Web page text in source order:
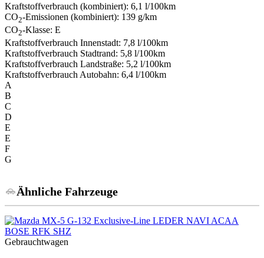
Kraftstoffverbrauch (kombiniert): 6,1 l/100km
CO2-Emissionen (kombiniert): 139 g/km
CO2-Klasse: E
Kraftstoffverbrauch Innenstadt: 7,8 l/100km
Kraftstoffverbrauch Stadtrand: 5,8 l/100km
Kraftstoffverbrauch Landstraße: 5,2 l/100km
Kraftstoffverbrauch Autobahn: 6,4 l/100km
A
B
C
D
E
E
F
G
Ähnliche Fahrzeuge
Gebrauchtwagen